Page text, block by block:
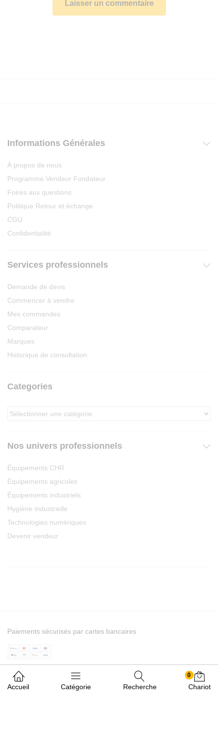
Informations Générales
À propos de nous
Programme Vendeur Fondateur
Foires aux questions
Politique Retour et échange
CGU
Confidentialité
Services professionnels
Demande de devis
Commencer à vendre
Mes commandes
Comparateur
Marques
Historique de consultation
Categories
Nos univers professionnels
Équipements CHR
Équipements agricoles
Équipements industriels
Hygiène industrielle
Technologies numériques
Devenir vendeur
Paiements sécurisés par cartes bancaires
Accueil Catégorie Recherche
0
Chariot